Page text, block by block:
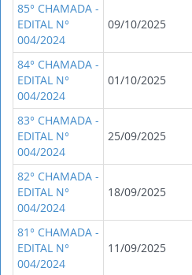
85° CHAMADA -
EDITAL N°
004/2024
09/10/2025
84° CHAMADA -
EDITAL N°
004/2024
01/10/2025
83° CHAMADA -
EDITAL N°
004/2024
25/09/2025
82° CHAMADA -
EDITAL N°
004/2024
18/09/2025
81° CHAMADA -
EDITAL N°
004/2024
11/09/2025